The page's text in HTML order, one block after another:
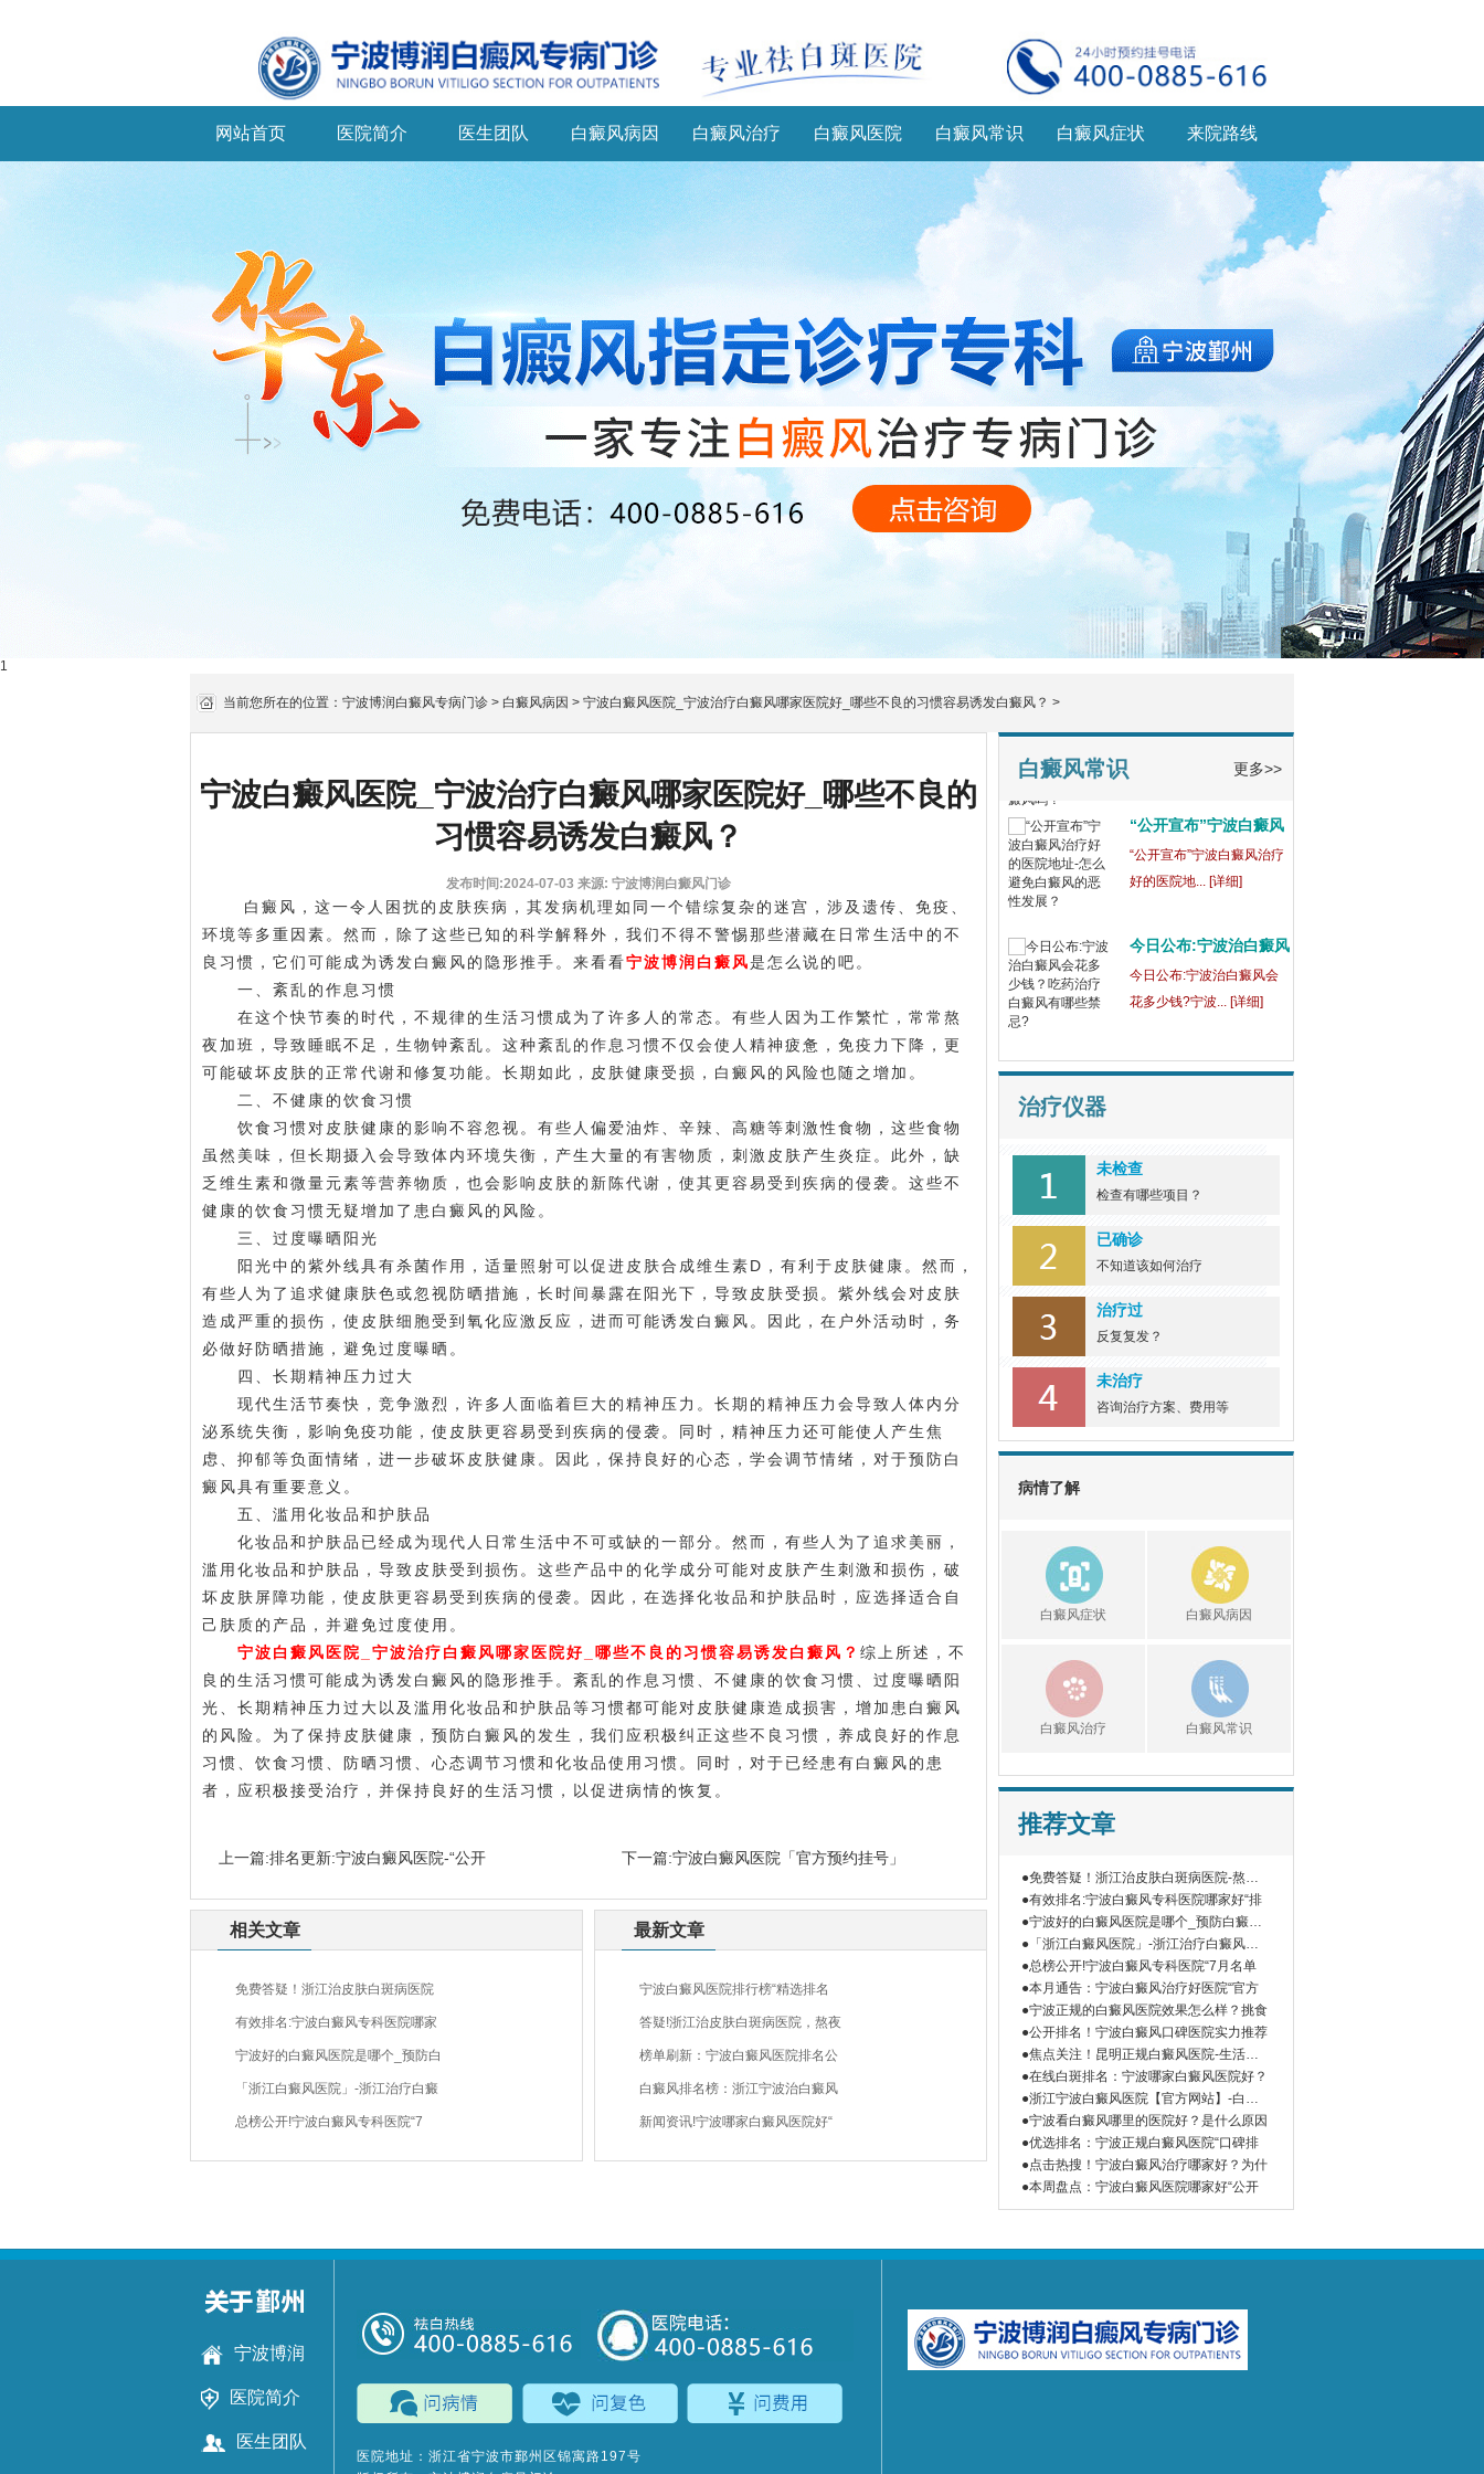
网站首页 医院简介 医生团队 白癜风病因 白癜风治疗 白癜风医院 白癜风常识 白癜风症状 来院路线
1
当前您所在的位置： 宁波博润白癜风专病门诊 > 白癜风病因 > 宁波白癜风医院_宁波治疗白癜风哪家医院好_哪些不良的习惯容易诱发白癜风？ >
宁波白癜风医院_宁波治疗白癜风哪家医院好_哪些不良的
习惯容易诱发白癜风？
发布时间:2024-07-03 来源: 宁波博润白癜风门诊
白癜风，这一令人困扰的皮肤疾病，其发病机理如同一个错综复杂的迷宫，涉及遗传、免疫、
环境等多重因素。然而，除了这些已知的科学解释外，我们不得不警惕那些潜藏在日常生活中的不
良习惯，它们可能成为诱发白癜风的隐形推手。来看看宁波博润白癜风是怎么说的吧。
一、紊乱的作息习惯
在这个快节奏的时代，不规律的生活习惯成为了许多人的常态。有些人因为工作繁忙，常常熬
夜加班，导致睡眠不足，生物钟紊乱。这种紊乱的作息习惯不仅会使人精神疲惫，免疫力下降，更
可能破坏皮肤的正常代谢和修复功能。长期如此，皮肤健康受损，白癜风的风险也随之增加。
二、不健康的饮食习惯
饮食习惯对皮肤健康的影响不容忽视。有些人偏爱油炸、辛辣、高糖等刺激性食物，这些食物
虽然美味，但长期摄入会导致体内环境失衡，产生大量的有害物质，刺激皮肤产生炎症。此外，缺
乏维生素和微量元素等营养物质，也会影响皮肤的新陈代谢，使其更容易受到疾病的侵袭。这些不
健康的饮食习惯无疑增加了患白癜风的风险。
三、过度曝晒阳光
阳光中的紫外线具有杀菌作用，适量照射可以促进皮肤合成维生素D，有利于皮肤健康。然而，
有些人为了追求健康肤色或忽视防晒措施，长时间暴露在阳光下，导致皮肤受损。紫外线会对皮肤
造成严重的损伤，使皮肤细胞受到氧化应激反应，进而可能诱发白癜风。因此，在户外活动时，务
必做好防晒措施，避免过度曝晒。
四、长期精神压力过大
现代生活节奏快，竞争激烈，许多人面临着巨大的精神压力。长期的精神压力会导致人体内分
泌系统失衡，影响免疫功能，使皮肤更容易受到疾病的侵袭。同时，精神压力还可能使人产生焦
虑、抑郁等负面情绪，进一步破坏皮肤健康。因此，保持良好的心态，学会调节情绪，对于预防白
癜风具有重要意义。
五、滥用化妆品和护肤品
化妆品和护肤品已经成为现代人日常生活中不可或缺的一部分。然而，有些人为了追求美丽，
滥用化妆品和护肤品，导致皮肤受到损伤。这些产品中的化学成分可能对皮肤产生刺激和损伤，破
坏皮肤屏障功能，使皮肤更容易受到疾病的侵袭。因此，在选择化妆品和护肤品时，应选择适合自
己肤质的产品，并避免过度使用。
宁波白癜风医院_宁波治疗白癜风哪家医院好_哪些不良的习惯容易诱发白癜风？ 综上所述，不
良的生活习惯可能成为诱发白癜风的隐形推手。紊乱的作息习惯、不健康的饮食习惯、过度曝晒阳
光、长期精神压力过大以及滥用化妆品和护肤品等习惯都可能对皮肤健康造成损害，增加患白癜风
的风险。为了保持皮肤健康，预防白癜风的发生，我们应积极纠正这些不良习惯，养成良好的作息
习惯、饮食习惯、防晒习惯、心态调节习惯和化妆品使用习惯。同时，对于已经患有白癜风的患
者，应积极接受治疗，并保持良好的生活习惯，以促进病情的恢复。
上一篇:排名更新:宁波白癜风医院-“公开 下一篇:宁波白癜风医院「官方预约挂号」
相关文章
免费答疑！浙江治皮肤白斑病医院
有效排名:宁波白癜风专科医院哪家
宁波好的白癜风医院是哪个_预防白
「浙江白癜风医院」-浙江治疗白癜
总榜公开!宁波白癜风专科医院“7
最新文章
宁波白癜风医院排行榜“精选排名
答疑!浙江治皮肤白斑病医院，熬夜
榜单刷新：宁波白癜风医院排名公
白癜风排名榜：浙江宁波治白癜风
新闻资讯!宁波哪家白癜风医院好“
白癜风常识 更多>>
白斑健康：宁波靠谱的
宁波白癜风治疗医院治
白
“公开宣布”宁波白癜风
花多少钱?宁波... [详细]
治疗仪器
未检查
检查有哪些项目？
已确诊
不知道该如何治疗
治疗过
反复复发？
未治疗
咨询治疗方案、费用等
病情了解
白癜风症状 白癜风病因
白癜风治疗 白癜风常识
推荐文章
●免费答疑！浙江治皮肤白斑病医院-熬夜
对
●有效排名:宁波白癜风专科医院哪家好“排
●宁波好的白癜风医院是哪个_预防白癜风
的
●「浙江白癜风医院」-浙江治疗白癜风医
院
●总榜公开!宁波白癜风专科医院“7月名单
●本月通告：宁波白癜风治疗好医院“官方
●宁波正规的白癜风医院效果怎么样？挑食
●公开排名！宁波白癜风口碑医院实力推荐
●焦点关注！昆明正规白癜风医院-生活环
境
●在线白斑排名：宁波哪家白癜风医院好？
●浙江宁波白癜风医院【官方网站】-白癜
风
●宁波看白癜风哪里的医院好？是什么原因
●优选排名：宁波正规白癜风医院“口碑排
●点击热搜！宁波白癜风治疗哪家好？为什
●本周盘点：宁波白癜风医院哪家好“公开
宁波博润
医院简介
医生团队
医院地址：浙江省宁波市鄞州区锦寓路197号